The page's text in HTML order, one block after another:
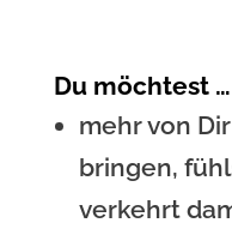
Du möchtest …
mehr von
bringen,
verkehrt